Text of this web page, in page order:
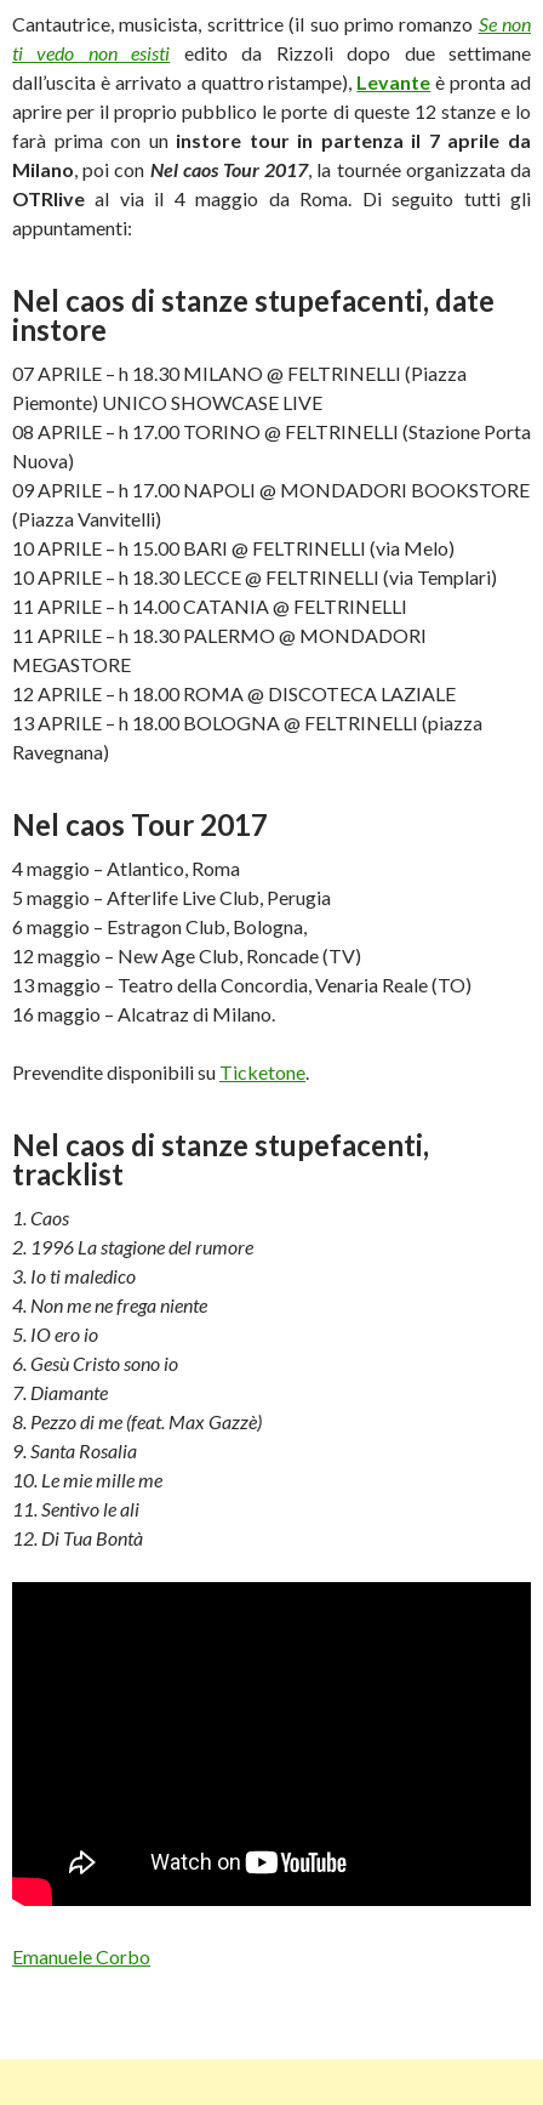
Cantautrice, musicista, scrittrice (il suo primo romanzo Se non
ti vedo non esisti
edito da Rizzoli dopo due settimane
dall’uscita è arrivato a quattro ristampe), Levante è pronta ad
aprire per il proprio pubblico le porte di queste 12 stanze e lo
farà prima con un instore tour in partenza il 7 aprile da
Milano, poi con Nel caos Tour 2017, la tournée organizzata da
OTRlive al via il 4 maggio da Roma. Di seguito tutti gli
appuntamenti:
Nel caos di stanze stupefacenti, date
instore
07 APRILE – h 18.30 MILANO @ FELTRINELLI (Piazza
Piemonte) UNICO SHOWCASE LIVE
08 APRILE – h 17.00 TORINO @ FELTRINELLI (Stazione Porta
Nuova)
09 APRILE – h 17.00 NAPOLI @ MONDADORI BOOKSTORE
(Piazza Vanvitelli)
10 APRILE – h 15.00 BARI @ FELTRINELLI (via Melo)
10 APRILE – h 18.30 LECCE @ FELTRINELLI (via Templari)
11 APRILE – h 14.00 CATANIA @ FELTRINELLI
11 APRILE – h 18.30 PALERMO @ MONDADORI
MEGASTORE
12 APRILE – h 18.00 ROMA @ DISCOTECA LAZIALE
13 APRILE – h 18.00 BOLOGNA @ FELTRINELLI (piazza
Ravegnana)
Nel caos Tour 2017
4 maggio – Atlantico, Roma
5 maggio – Afterlife Live Club, Perugia
6 maggio – Estragon Club, Bologna,
12 maggio – New Age Club, Roncade (TV)
13 maggio – Teatro della Concordia, Venaria Reale (TO)
16 maggio – Alcatraz di Milano.
Prevendite disponibili su Ticketone.
Nel caos di stanze stupefacenti,
tracklist
1.Caos
2. 1996 La stagione del rumore
3. Io ti maledico
4. Non me ne frega niente
5. IO ero io
6. Gesù Cristo sono io
7. Diamante
8. Pezzo di me (feat. Max Gazzè)
9. Santa Rosalia
10. Le mie mille me
11. Sentivo le ali
12. Di Tua Bontà
Emanuele Corbo